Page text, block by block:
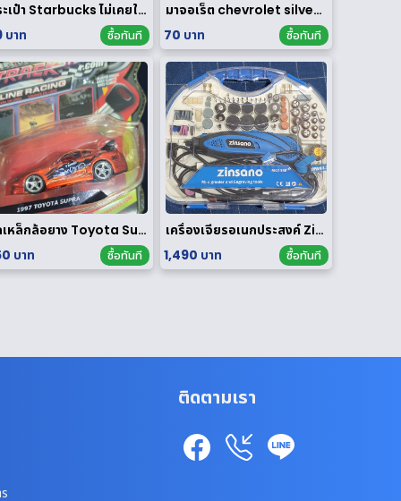
กระเป๋า Starbucks ไม่เคยใช้งาน
บาท
ซื้อทันที
มาจอเร็ต chevrolet silverado
70 บาท
ซื้อทันที
รถเหล็กล้อยาง Toyota Supra 1/64
บาท
ซื้อทันที
เครื่องเจียรอเนกประสงค์ Zinsano รุ่น MG135E [ มือสอง ]
1,490 บาท
ซื้อทันที
ติดตามเรา